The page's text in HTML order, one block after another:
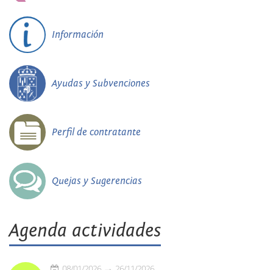
Información
Ayudas y Subvenciones
Perfil de contratante
Quejas y Sugerencias
Agenda actividades